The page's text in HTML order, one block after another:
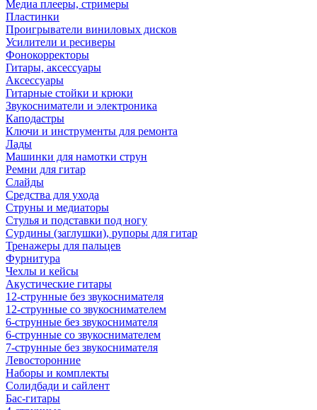
Медиа плееры, стримеры
Пластинки
Проигрыватели виниловых дисков
Усилители и ресиверы
Фонокорректоры
Гитары, аксессуары
Аксессуары
Гитарные стойки и крюки
Звукосниматели и электроника
Каподастры
Ключи и инструменты для ремонта
Лады
Машинки для намотки струн
Ремни для гитар
Слайды
Средства для ухода
Струны и медиаторы
Стулья и подставки под ногу
Сурдины (заглушки), рупоры для гитар
Тренажеры для пальцев
Фурнитура
Чехлы и кейсы
Акустические гитары
12-струнные без звукоснимателя
12-струнные со звукоснимателем
6-струнные без звукоснимателя
6-струнные со звукоснимателем
7-струнные без звукоснимателя
Левосторонние
Наборы и комплекты
Солидбади и сайлент
Бас-гитары